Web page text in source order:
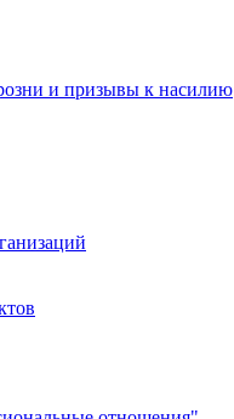
и призывы к насилию